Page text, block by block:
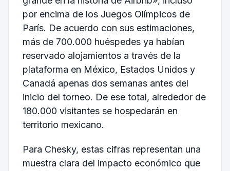
por encima de los Juegos Olímpicos de
París. De acuerdo con sus estimaciones,
más de 700.000 huéspedes ya habían
reservado alojamientos a través de la
plataforma en México, Estados Unidos y
Canadá apenas dos semanas antes del
inicio del torneo. De ese total, alrededor de
180.000 visitantes se hospedarán en
territorio mexicano.
Para Chesky, estas cifras representan una
muestra clara del impacto económico que